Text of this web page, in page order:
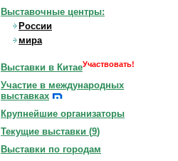
Выставочные центры:
России
мира
Выставки в КитаеУчаствовать!
Участие в международных
выставках
Крупнейшие организаторы
Текущие выставки (9)
Выставки по городам